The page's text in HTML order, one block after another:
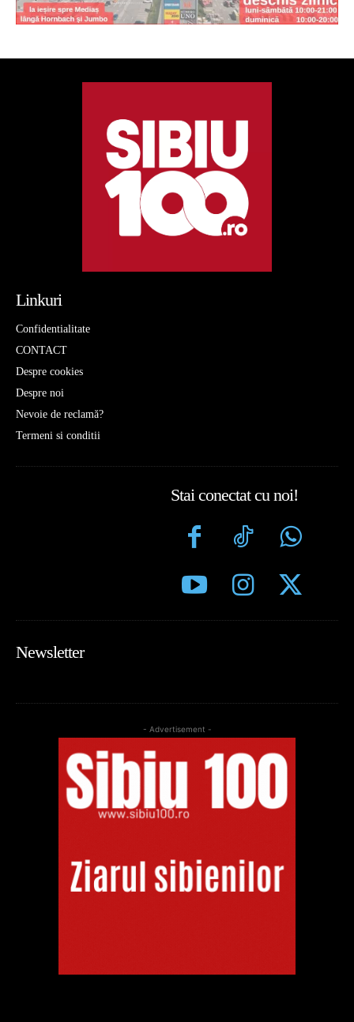
Linkuri
Confidentialitate
CONTACT
Despre cookies
Despre noi
Nevoie de reclamă?
Termeni si conditii
Stai conectat cu noi!
Newsletter
- Advertisement -